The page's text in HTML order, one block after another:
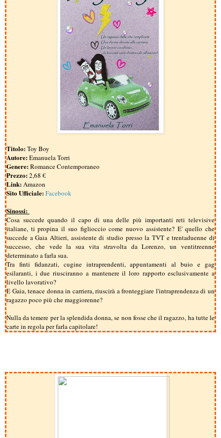
Titolo:Toy Boy
Autore:Emanuela Torri
Genere:Romance Contemporaneo
Prezzo:2,68 €
Link:Amazon
Sito Ufficiale:Facebook
Sinossi:
Cosa succede quando il capo di una delle più importanti reti televisive
italiane, ti propina il suo figlioccio come nuovo assistente? E' quello che
succede a Gaia Altieri, assistente di studio presso la TVT e trentaduenne di
successo, che vede la sua vita stravolta da Lorenzo, un ventitreenne
determinato a farla sua.
Tra finti fidanzati, cugine intraprendenti, appuntamenti al buio e gag
esilaranti, i due riusciranno a mantenere il loro rapporto esclusivamente a
livello lavorativo?
E Gaia, tenace donna in carriera, riuscirà a fronteggiare l'intraprendenza di un
ragazzo poco più che maggiorenne?
Nulla da temere per la splendida donna, se non fosse che il ragazzo, ha tutte le
carte in regola per farla capitolare!